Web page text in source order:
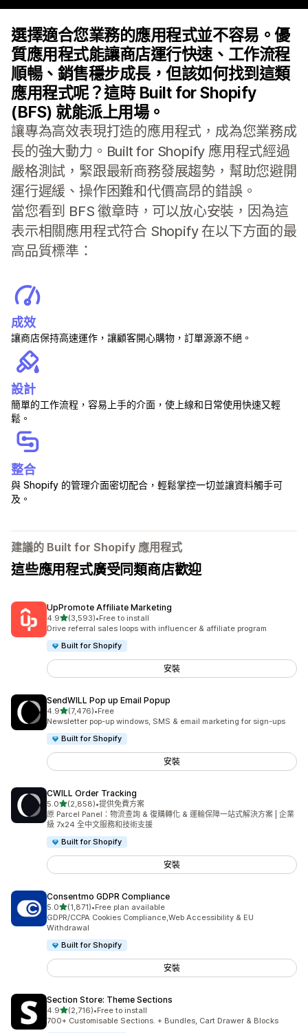
選擇適合您業務的應用程式並不容易。優
質應用程式能讓商店運行快速、工作流程
順暢、銷售穩步成長，但該如何找到這類
應用程式呢？這時 Built for Shopify
(BFS) 就能派上用場。
讓專為高效表現打造的應用程式，成為您業務成
長的強大動力。Built for Shopify 應用程式經過
嚴格測試，緊跟最新商務發展趨勢，幫助您避開
運行遲緩、操作困難和代價高昂的錯誤。
當您看到 BFS 徽章時，可以放心安裝，因為這
表示相關應用程式符合 Shopify 在以下方面的最
高品質標準：
成效
讓商店保持高速運作，讓顧客開心購物，訂單源源不絕。
設計
簡單的工作流程，容易上手的介面，使上線和日常使用快速又輕
鬆。
整合
與 Shopify 的管理介面密切配合，輕鬆掌控一切並讓資料觸手可
及。
建議的 Built for Shopify 應用程式
這些應用程式廣受同類商店歡迎
UpPromote Affiliate Marketing
4.9滿分 5 顆星
(3,593)
共有 3593 則評價
•Free to install
Drive referral sales loops with influencer & affiliate program
Built for Shopify
安裝
SendWILL Pop up Email Popup
4.9滿分 5 顆星
(7,476)
共有 7476 則評價
•Free
Newsletter pop-up windows, SMS & email marketing for sign-ups
Built for Shopify
安裝
CWILL Order Tracking
5.0滿分 5 顆星
(2,858)
共有 2858 則評價
•提供免費方案
原 Parcel Panel：物流查詢 & 復購轉化 & 運輸保障一站式解決方案 | 企業
級 7x24 全中文服務和技術支援
Built for Shopify
安裝
Consentmo GDPR Compliance
5.0滿分 5 顆星
(1,871)
共有 1871 則評價
•Free plan available
GDPR/CCPA Cookies Compliance,Web Accessibility & EU
Withdrawal
Built for Shopify
安裝
Section Store: Theme Sections
4.9滿分 5 顆星
(2,716)
共有 2716 則評價
•Free to install
700+ Customisable Sections. + Bundles, Cart Drawer & Blocks